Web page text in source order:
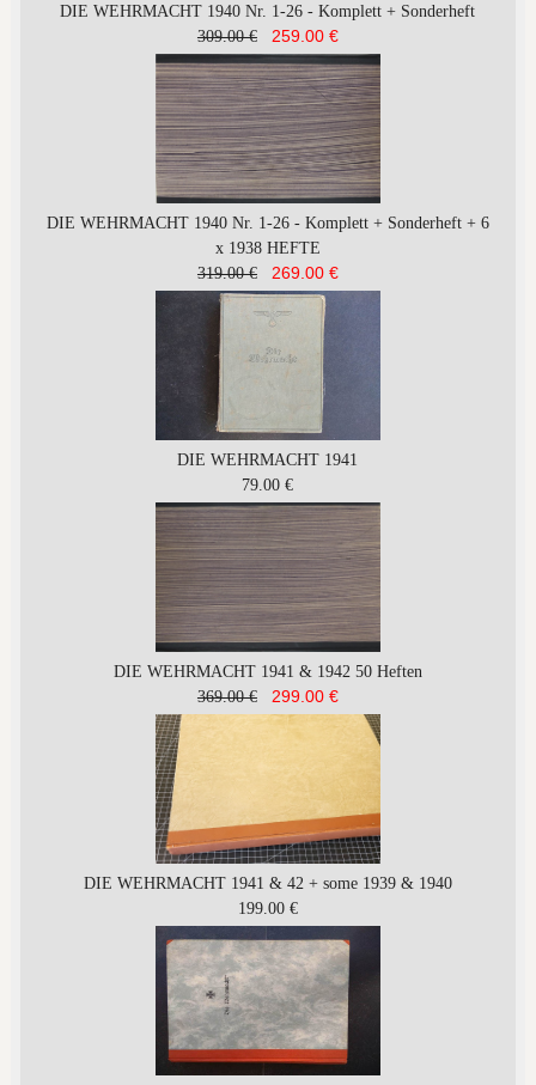
DIE WEHRMACHT 1940 Nr. 1-26 - Komplett + Sonderheft
309.00 €
259.00 €
DIE WEHRMACHT 1940 Nr. 1-26 - Komplett + Sonderheft + 6
x 1938 HEFTE
319.00 €
269.00 €
DIE WEHRMACHT 1941
79.00 €
DIE WEHRMACHT 1941 & 1942 50 Heften
369.00 €
299.00 €
DIE WEHRMACHT 1941 & 42 + some 1939 & 1940
199.00 €